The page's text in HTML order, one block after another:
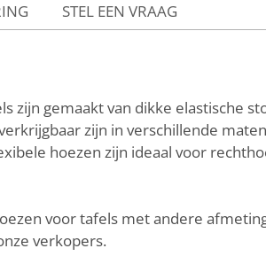
STEL EEN VRAAG
zijn gemaakt van dikke elastische
zijn in verschillende
hoezen zijn ideaal voor
voor tafels met andere
verkopers.